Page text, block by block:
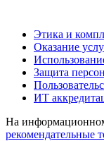
Этика и
Оказание
Защита
ИТ
На
рекомендательные